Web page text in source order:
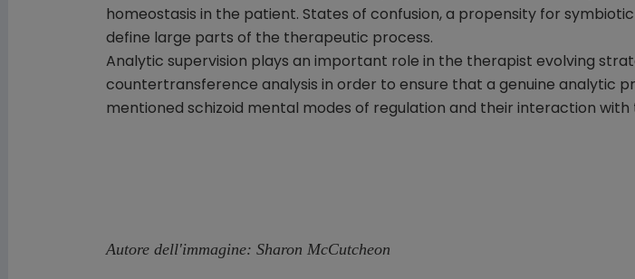
homeostasis in the patient. States of confusion, a propensity for
define large parts of the therapeutic process.
Analytic supervision plays an important role in the therapist evolving
countertransference analysis in order to ensure that a genuine analytic
mentioned schizoid mental modes of regulation and their interaction
Autore dell'immagine: Sharon McCutcheon